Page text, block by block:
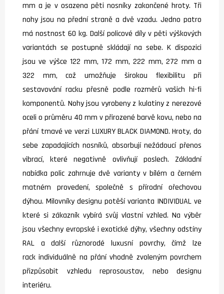
mm a je v osazena pěti nosníky zakončené hroty. Tři
nohy jsou na přední straně a dvě vzadu. Jedno patro
má nostnost 60 kg. Další policové díly v pěti výškových
variantách se postupně skládají na sebe. K dispozici
jsou ve výšce 122 mm, 172 mm, 222 mm, 272 mm a
322 mm, což umožňuje širokou flexibilitu při
sestavování racku přesně podle rozměrů vašich hi-fi
komponentů. Nohy jsou vyrobeny z kulatiny z nerezové
oceli o průměru 40 mm v přirozené barvě kovu, nebo na
přání tmavé ve verzi LUXURY BLACK DIAMOND. Hroty, do
sebe zapadajících nosníků, absorbují nežádoucí přenos
vibrací, které negativně ovlivňují poslech. Základní
nabídka polic zahrnuje dvě varianty v bílém a černém
matném provedení, společně s přírodní ořechovou
dýhou. Milovníky designu potěší varianta INDIVIDUAL ve
které si zákazník vybírá svůj vlastní vzhled. Na výběr
jsou všechny evropské i exotické dýhy, všechny odstíny
RAL a další různorodé luxusní povrchy, čímž lze
rack individuálně na přání vhodně zvoleným povrchem
přizpůsobit vzhledu reprosoustav, nebo designu
interiéru.